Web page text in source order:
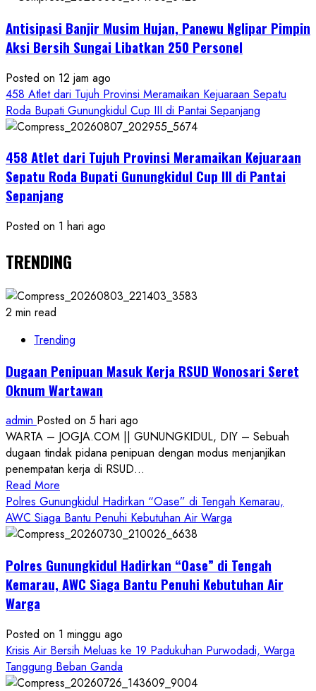
Antisipasi Banjir Musim Hujan, Panewu Nglipar Pimpin
Aksi Bersih Sungai Libatkan 250 Personel
Posted on 12 jam ago
458 Atlet dari Tujuh Provinsi Meramaikan Kejuaraan Sepatu
Roda Bupati Gunungkidul Cup III di Pantai Sepanjang
458 Atlet dari Tujuh Provinsi Meramaikan Kejuaraan
Sepatu Roda Bupati Gunungkidul Cup III di Pantai
Sepanjang
Posted on 1 hari ago
TRENDING
2 min read
Trending
Dugaan Penipuan Masuk Kerja RSUD Wonosari Seret
Oknum Wartawan
admin Posted on 5 hari ago
WARTA – JOGJA.COM || GUNUNGKIDUL, DIY – Sebuah
dugaan tindak pidana penipuan dengan modus menjanjikan
penempatan kerja di RSUD...
Read More
more
about
Dugaan
Masuk
Kerja
Seret
Oknum
Wartawan
Polres Gunungkidul Hadirkan “Oase” di Tengah Kemarau,
AWC Siaga Bantu Penuhi Kebutuhan Air Warga
Polres Gunungkidul Hadirkan “Oase” di Tengah
Kemarau, AWC Siaga Bantu Penuhi Kebutuhan Air
Warga
Posted on 1 minggu ago
Krisis Air Bersih Meluas ke 19 Padukuhan Purwodadi, Warga
Tanggung Beban Ganda